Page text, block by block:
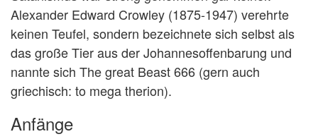
Alexander Edward Crowley (1875-1947) verehrte
keinen Teufel, sondern bezeichnete sich selbst als
das große Tier aus der Johannesoffenbarung und
nannte sich The great Beast 666 (gern auch
griechisch: to mega therion).
Anfänge